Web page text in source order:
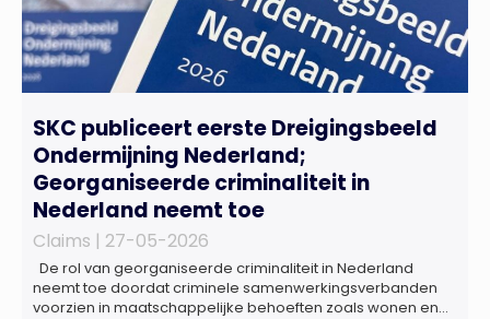
SKC publiceert eerste Dreigingsbeeld
Ondermijning Nederland;
Georganiseerde criminaliteit in
Nederland neemt toe
Claims | 27-05-2026
De rol van georganiseerde criminaliteit in Nederland
neemt toe doordat criminele samenwerkingsverbanden
voorzien in maatschappelijke behoeften zoals wonen en